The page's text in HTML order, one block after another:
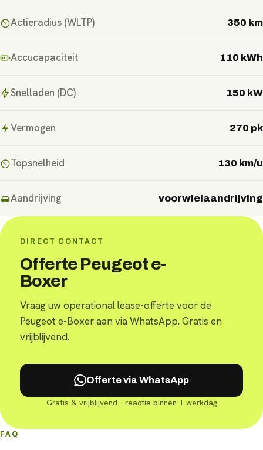
Actieradius (WLTP) 350 km
Accucapaciteit 110 kWh
Snelladen (DC) 150 kW
Vermogen 270 pk
Topsnelheid 130 km/u
Aandrijving voorwielaandrijving
DIRECT CONTACT
Offerte Peugeot e-
Boxer
Vraag uw operational lease-offerte voor de
Peugeot e-Boxer aan via WhatsApp. Gratis en
vrijblijvend.
Offerte via WhatsApp
Gratis & vrijblijvend · reactie binnen 1 werkdag
FAQ